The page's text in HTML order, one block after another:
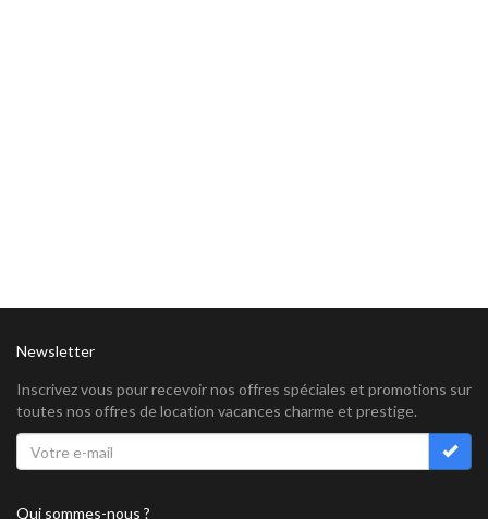
Newsletter
Inscrivez vous pour recevoir nos offres spéciales et promotions sur
toutes nos offres de location vacances charme et prestige.
Qui sommes-nous ?